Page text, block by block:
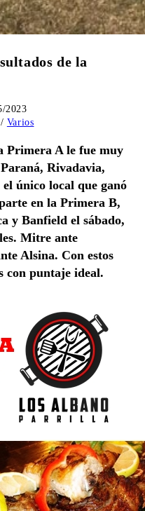
de la
2023
/ Varios
Primera A le fue muy
Rivadavia,
único local que ganó
en la Primera B,
y Banfield el sábado,
Mitre ante
Alsina. Con estos
con puntaje ideal.